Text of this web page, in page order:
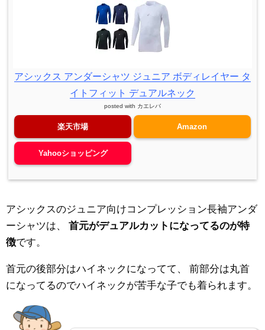
アシックス アンダーシャツ ジュニア ボディレイヤー タ
イトフィット デュアルネック
posted with カエレバ
楽天市場 Amazon
Yahooショッピング
アシックスのジュニア向けコンプレッション長袖アンダ
ーシャツは、
首元がデュアルカットになってるのが特
徴です。
首元の後部分はハイネックになってて、
前部分は丸首
になってるのでハイネックが苦手な子でも着られます。